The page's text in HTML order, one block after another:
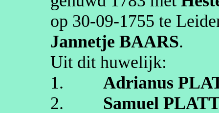
op 30‑09‑1755 te
Jannetje BAARS.
Uit dit huwelijk:
1.
Adrianus
2.
Samuel